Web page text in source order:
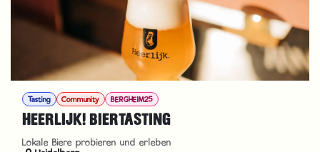
Tasting Community BERGHEIM25
HEERLIJK! BIERTASTING
Lokale Biere probieren und erleben